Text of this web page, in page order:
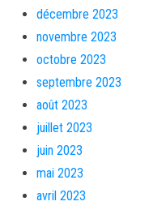
décembre 2023
novembre 2023
octobre 2023
septembre 2023
août 2023
juillet 2023
juin 2023
mai 2023
avril 2023